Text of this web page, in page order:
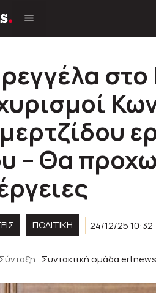
– Θα
ΠΟΛΙΤΙΚΉ 24/12/25 10:32
Σύνταξη Συντακτική ομάδα